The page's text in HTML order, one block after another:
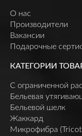
О нас
Производители
Вакансии
Подарочные
КАТЕГОРИИ
C ограниченной
Бельевая
Бельевой шелк
Жаккард
Микрофибра (Tricot